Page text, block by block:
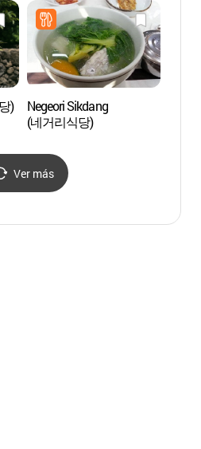
)
Negeori Sikdang
(네거리식당)
Ver más